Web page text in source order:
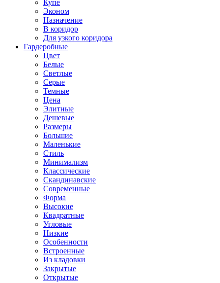
Купе
Эконом
Назначение
В коридор
Для узкого коридора
Гардеробные
Цвет
Белые
Светлые
Серые
Темные
Цена
Элитные
Дешевые
Размеры
Большие
Маленькие
Стиль
Минимализм
Классические
Скандинавские
Современные
Форма
Высокие
Квадратные
Угловые
Низкие
Особенности
Встроенные
Из кладовки
Закрытые
Открытые